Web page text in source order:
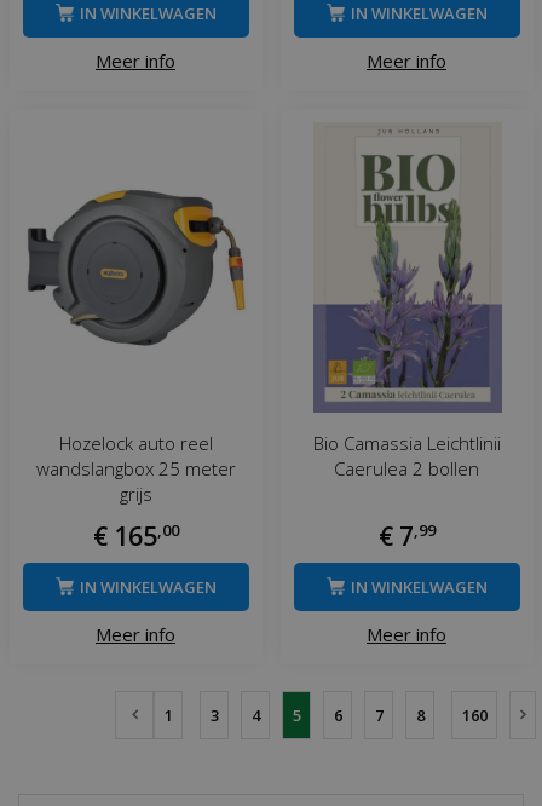
Meer info
IN WINKELWAGEN
Meer info
IN WINKELWAGEN
Hozelock auto reel
wandslangbox 25 meter
grijs
€ 165 00
Meer info
IN WINKELWAGEN
Bio Camassia Leichtlinii
Caerulea 2 bollen
€ 7 99
Meer info
IN WINKELWAGEN
1 3 4 5 6 7 8 160